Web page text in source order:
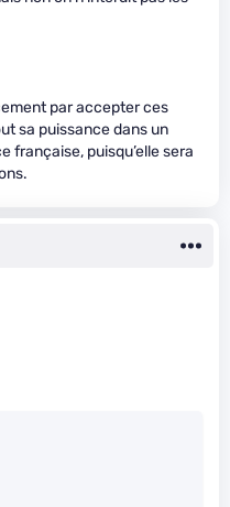
par accepter ces
sa puissance dans un
française, puisqu’elle sera